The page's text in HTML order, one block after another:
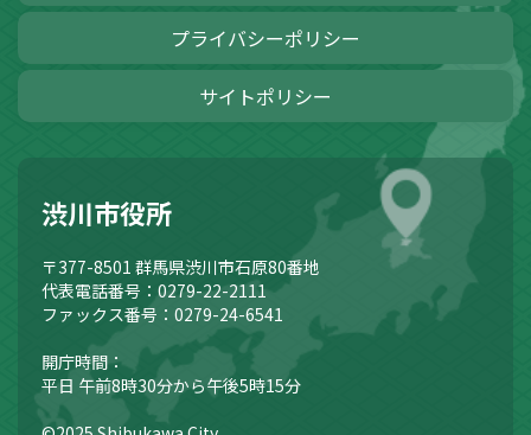
プライバシーポリシー
サイトポリシー
渋川市役所
〒377-8501 群馬県渋川市石原80番地
代表電話番号：0279-22-2111
ファックス番号：0279-24-6541
開庁時間：
平日 午前8時30分から午後5時15分